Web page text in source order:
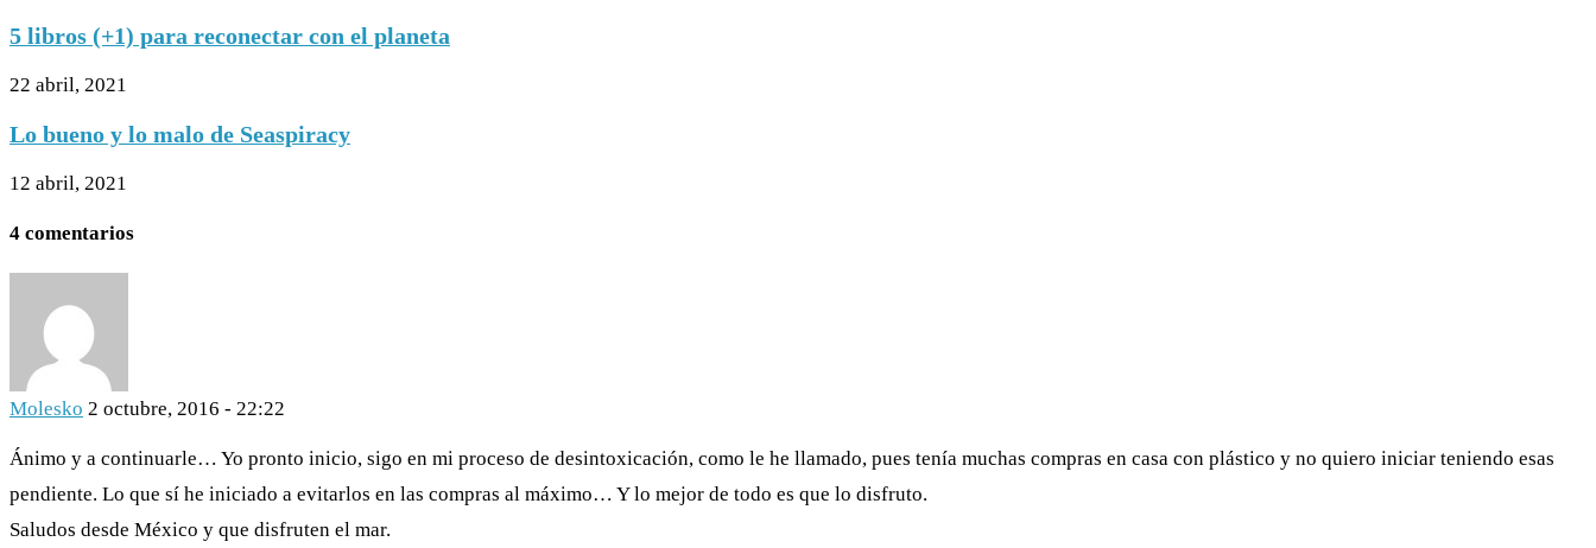
5 libros (+1) para reconectar con el planeta
22 abril, 2021
Lo bueno y lo malo de Seaspiracy
12 abril, 2021
4 comentarios
Molesko 2 octubre, 2016 - 22:22
Ánimo y a continuarle… Yo pronto inicio, sigo en mi proceso de desintoxicación, como le he llamado, pues tenía muchas compras en casa con plástico y no quiero iniciar teniendo esas
pendiente. Lo que sí he iniciado a evitarlos en las compras al máximo… Y lo mejor de todo es que lo disfruto.
Saludos desde México y que disfruten el mar.